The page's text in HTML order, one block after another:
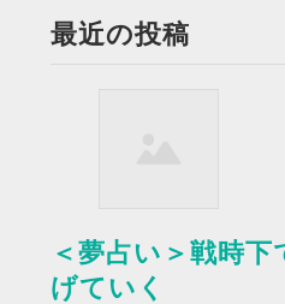
最近の投稿
＜夢占い＞戦時
げていく